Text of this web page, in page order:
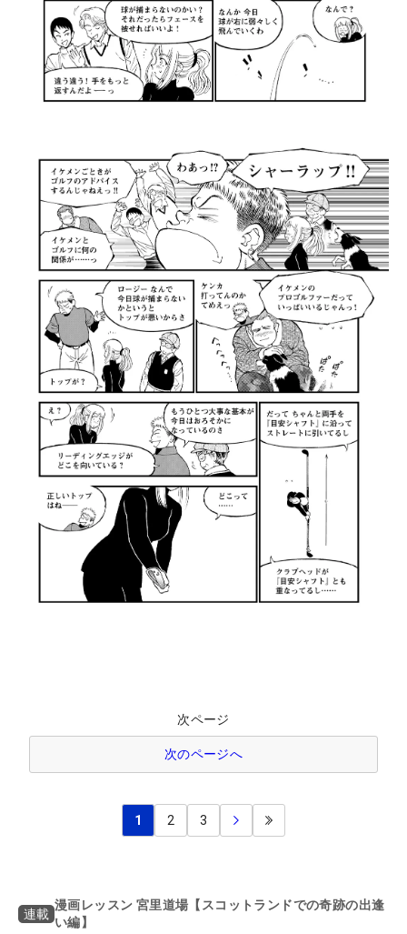
次ページ
次のページへ
1 2 3
連載
漫画レッスン 宮里道場【スコットランドでの奇跡の出逢
い編】